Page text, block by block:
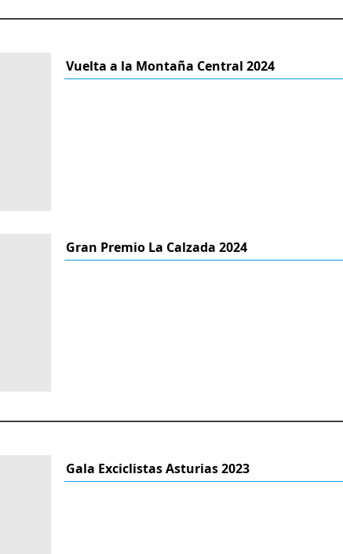
Vuelta a la Montaña Central 2024
Gran Premio La Calzada 2024
Gala Exciclistas Asturias 2023